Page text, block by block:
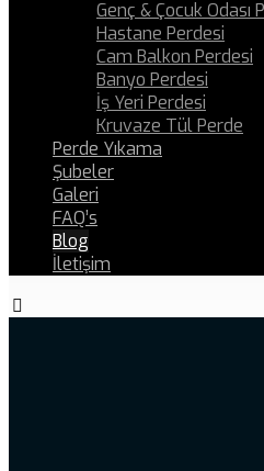
Genç & Çocuk Odası
Hastane Perdesi
Cam Balkon Perdesi
Banyo Perdesi
İş Yeri Perdesi
Kruvaze Tül Perde
Perde Yıkama
Şubeler
Galeri
FAQ’s
Blog
İletişim